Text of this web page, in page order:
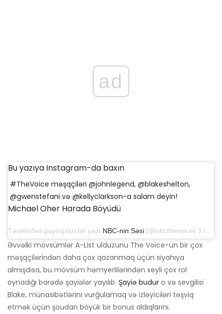
ad
Bu yazıya Instagram-da baxın
#TheVoice məşqçiləri @johnlegend, @blakeshelton,
@gwenstefani və @kellyclarkson-a salam deyin!
Michael Oher Harada Böyüdü
Tərəfindən paylaşılan bir yazı NBC-nin Səsi (@nbcthevoice) 3 iyun 2019-cu il, saat 12: 04-də PDT
Əvvəlki mövsümlər A-List ulduzunu The Voice-un bir çox
məşqçilərindən daha çox qazanmaq üçün siyahıya
almışdısa, bu mövsüm həmyerlilərindən xeyli çox rol
oynadığı barədə şayiələr yayılıb. Şayiə budur o və sevgilisi
Blake, münasibətlərini vurğulamaq və izləyiciləri təşviq
etmək üçün şoudan böyük bir bonus aldıqlarını.